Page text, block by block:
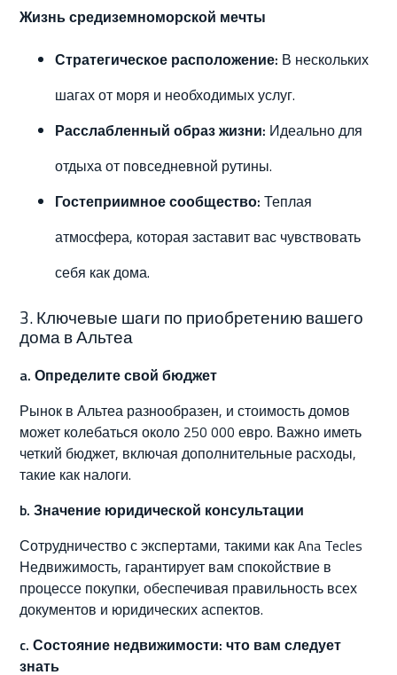
Жизнь средиземноморской мечты
Стратегическое расположение: В нескольких
шагах от моря и необходимых услуг.
Расслабленный образ жизни: Идеально для
отдыха от повседневной рутины.
Гостеприимное сообщество: Теплая
атмосфера, которая заставит вас чувствовать
себя как дома.
3. Ключевые шаги по приобретению вашего
дома в Альтеа
a. Определите свой бюджет
Рынок в Альтеа разнообразен, и стоимость домов
может колебаться около 250 000 евро. Важно иметь
четкий бюджет, включая дополнительные расходы,
такие как налоги.
b. Значение юридической консультации
Сотрудничество с экспертами, такими как Ana Tecles
Недвижимость, гарантирует вам спокойствие в
процессе покупки, обеспечивая правильность всех
документов и юридических аспектов.
c. Состояние недвижимости: что вам следует
знать